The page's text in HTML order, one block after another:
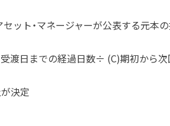
ット・マネージャーが公表する元本
渡日までの経過日数÷ (C)期初から
決定